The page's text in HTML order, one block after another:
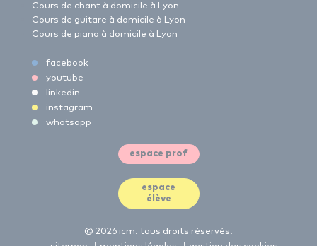
Cours de chant à domicile à Lyon
Cours de guitare à domicile à Lyon
Cours de piano à domicile à Lyon
facebook
youtube
linkedin
instagram
whatsapp
espace prof
espace
élève
© 2026 icm. tous droits réservés.